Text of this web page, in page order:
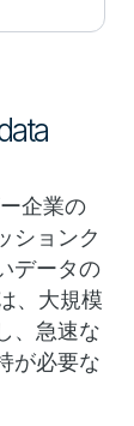
企業の
ションク
データの
、大規模
、急速な
が必要な